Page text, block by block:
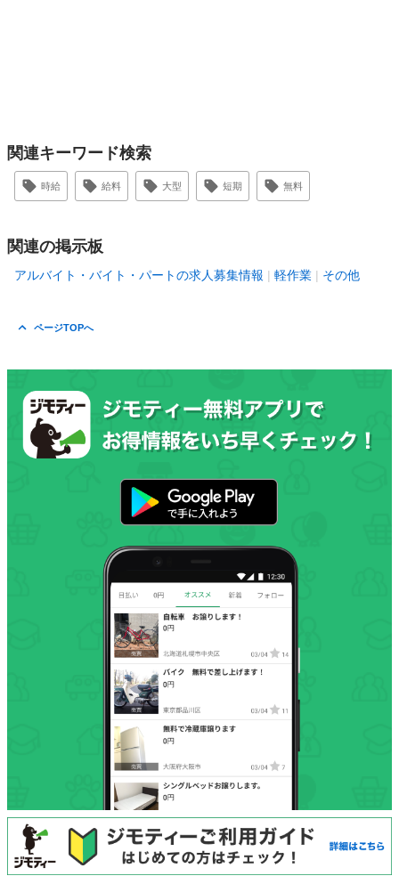
関連キーワード検索
時給 給料 大型 短期 無料
関連の掲示板
アルバイト・バイト・パートの求人募集情報 軽作業 その他
ページTOPへ